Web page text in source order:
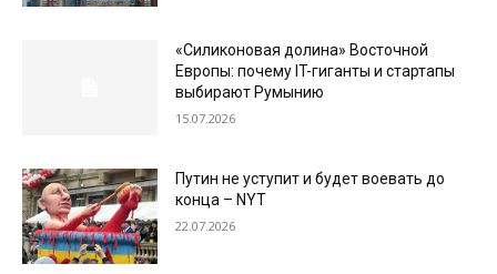
«Силиконовая долина» Восточной
Европы: почему IT-гиганты и стартапы
выбирают Румынию
15.07.2026
Путин не уступит и будет воевать до
конца – NYT
22.07.2026